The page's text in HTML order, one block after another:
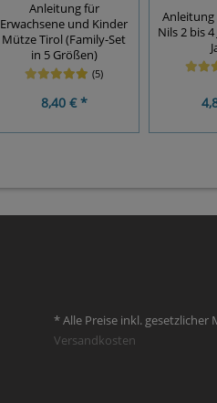
Anleitung für
Erwachsene und Kinder
Mütze Tirol (Family-Set
in 5 Größen)
(5)
8,40 € *
Nils 2 bis
* Alle Preise inkl. gesetzlicher
Versandkosten